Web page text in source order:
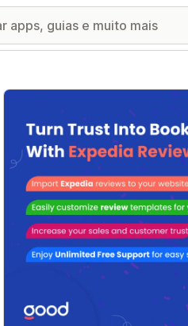
Galeria de imagens em destaque